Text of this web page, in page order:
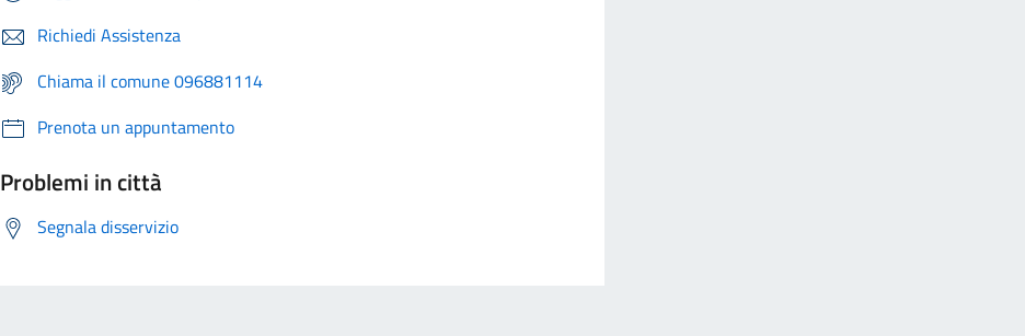
Richiedi Assistenza
Chiama il comune 096881114
Prenota un appuntamento
Problemi in città
Segnala disservizio